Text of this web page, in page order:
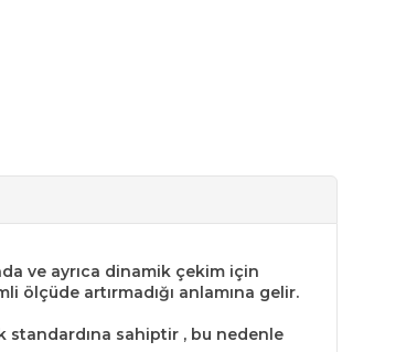
ve ayrıca dinamik çekim için
ölçüde artırmadığı anlamına gelir.
standardına sahiptir , bu nedenle